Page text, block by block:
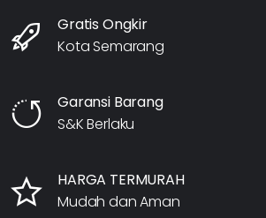
Gratis Ongkir
Kota Semarang
Garansi Barang
S&K Berlaku
HARGA TERMURAH
Mudah dan Aman